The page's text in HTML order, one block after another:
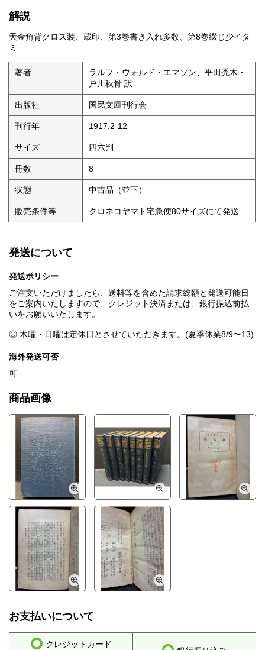
解説
天金角背クロス装、蔵印、第3巻書き入れ多数、第8巻綴じ少イタ
ミ
著者
ラルフ・ウォルド・エマソン、平田禿木・
戸川秋骨 訳
出版社 国民文庫刊行会
刊行年 1917.2-12
サイズ 四六判
冊数 8
状態 中古品（並下）
販売条件等 クロネコヤマト宅急便80サイズにて発送
発送について
発送ポリシー
ご注文いただけましたら、送料等を含めた請求総額と発送可能日
をご案内いたしますので、クレジット決済または、銀行振込前払
いをお願いいたします。
◎ 木曜・日曜は定休日とさせていただきます。(夏季休業8/9〜13)
海外発送可否
可
商品画像
お支払いについて
クレジットカード